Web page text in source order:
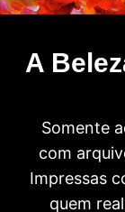
A
Somente
com
Impressas
quem